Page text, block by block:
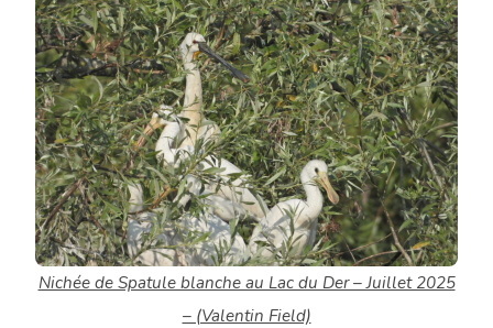
Nichée de Spatule blanche au Lac du Der – Juillet 2025
– (Valentin Field)